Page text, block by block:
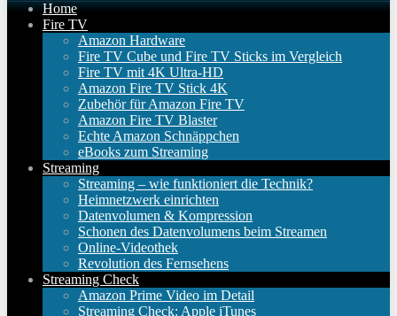
Home
Fire TV
Amazon Hardware
Fire TV Cube und Fire TV Sticks im Vergleich
Fire TV mit 4K Ultra-HD
Amazon Fire TV Stick 4K
Zubehör für Amazon Fire TV
Amazon Fire TV Blaster
Echte Amazon Schnäppchen
eBooks zum Streaming
Streaming
Streaming – wie funktioniert die Technik?
Heimnetzwerk einrichten
Datenvolumen & Kompression
Schonen des Datenvolumens beim Streamen
Online-Videothek
Revolution des Fernsehens
Streaming Check
Amazon Prime Video im Detail
Streaming Check: Apple iTunes